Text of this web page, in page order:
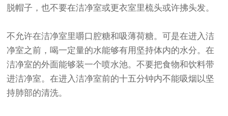
脱帽子，也不要在洁净室或更衣室里梳头或许拂头发。
不允许在洁净室里嚼口腔糖和吸薄荷糖。可是在进入洁
净室之前，喝一定量的水能够有用坚持体内的水分。在
洁净室的外面能够装一个喷水池。不要把食物和饮料带
进洁净室。在进入洁净室前的十五分钟内不能吸烟以坚
持肺部的清洗。